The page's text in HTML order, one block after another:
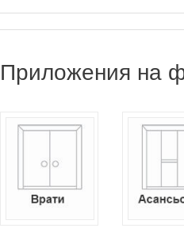
Приложения на